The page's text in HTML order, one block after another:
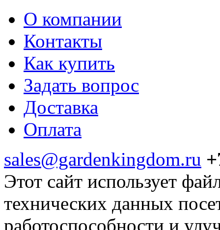
О компании
Контакты
Как купить
Задать вопрос
Доставка
Оплата
sales@gardenkingdom.ru
Этот сайт использует
технических данных
работоспособности и